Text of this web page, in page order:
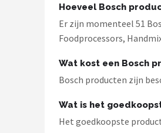
Hoeveel Bosch
Er zijn momenteel 51
Foodprocessors,
Wat kost een Bosch
Bosch producten zijn
Wat is het
Het goedkoopste